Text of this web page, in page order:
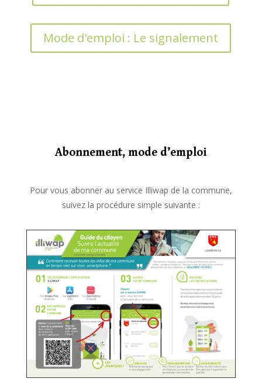
Mode d'emploi : Le signalement
Abonnement, mode d’emploi
Pour vous abonner au service Illiwap de la commune,
suivez la procédure simple suivante :